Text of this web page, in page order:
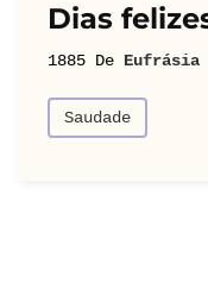
Dias
1885 De Eufrásia
Saudade